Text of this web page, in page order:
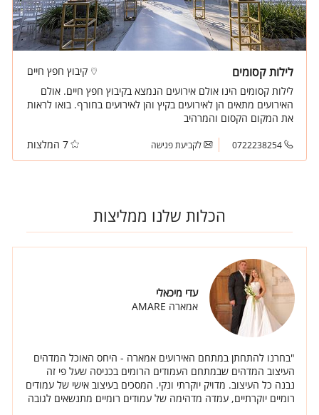
לילות קסומים
קיבוץ חפץ חיים
לילות קסומים הינו אולם אירועים הנמצא בקיבוץ חפץ חיים. אולם
האירועים מתאים הן לאירועים בקיץ והן לאירועים בחורף. בואו לראות
את המקום הקסום והמרהיב
0722238254 לקביעת פגישה 7 המלצות
הכלות שלנו ממליצות
עדי מיכאלי
אמארה AMARE
"בחרנו להתחתן במתחם האירועים אמארה - היחס האוכל המדהים
העיצוב המדהים שבמתחם העמודים הרומים בכניסה שעל פי זה
נבנה כל העיצוב. מדויק יוקרתי ונקי. המסכים בעיצוב אישי של עמודים
רומיים יוקרתיים, עמדה מדהימה של עמודים רומיים מתנשאים לגובה